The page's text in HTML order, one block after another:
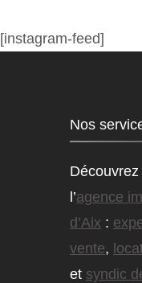
[instagram-feed]
Nos
l’agence
d’Aix :
vente,
et syndic